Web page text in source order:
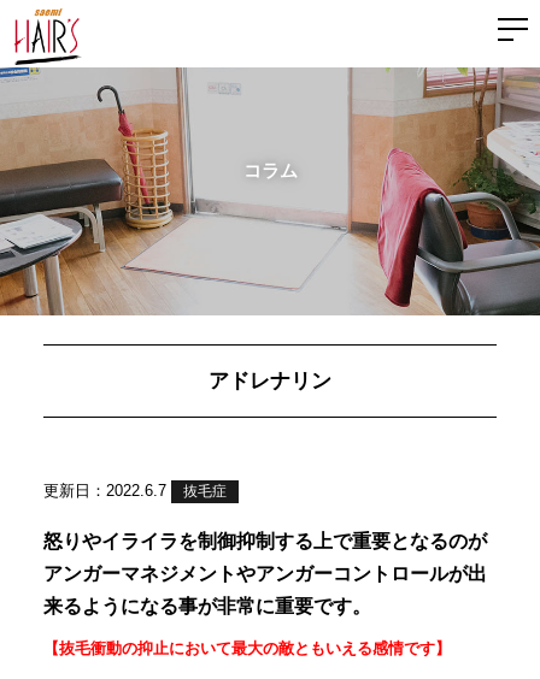
コラム
アドレナリン
更新日：2022.6.7 抜毛症
怒りやイライラを制御抑制する上で重要となるのが
アンガーマネジメントやアンガーコントロールが出
来るようになる事が非常に重要です。
【抜毛衝動の抑止において最大の敵ともいえる感情です】